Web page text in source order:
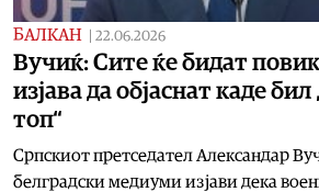
БАЛКАН 22.06.2026
Вучиќ: Сите ќе бидат
изјава да објаснат каде
топ“
Српскиот претседател Александар
белградски медиуми изјави дека